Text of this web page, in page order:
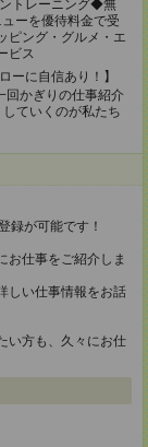
トレーニング◆無
ーを優待料金で受
ピング・グルメ・エ
ビス
ーに自信あり！】
回かぎりの仕事紹介
ていくのが私たち
録が可能です！
お仕事をご紹介しま
しい仕事情報をお話
い方も、久々にお仕